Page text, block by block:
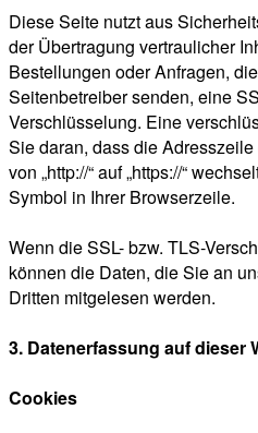
Diese Seite nutzt aus
der Übertragung vertraulicher
Bestellungen oder Anfragen,
Seitenbetreiber senden, eine
Verschlüsselung. Eine
Sie daran, dass die
von „http://“ auf „https://“
Symbol in Ihrer Browserzeile.
Wenn die SSL- bzw. TLS-
können die Daten, die Sie an
Dritten mitgelesen werden.
3. Datenerfassung auf dieser
Cookies